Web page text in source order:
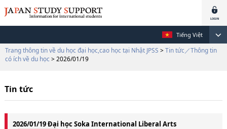
Tiếng Việt
Trang thông tin về du học đại học,cao học tại Nhật JPSS > Tin tức／Thông tin
có ích về du học > 2026/01/19
Tin tức
2026/01/19 Đại học Soka International Liberal Arts